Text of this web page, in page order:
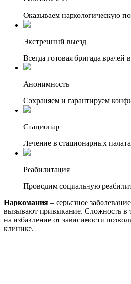
Оказываем наркологическую
Экстренный выезд
Всегда готовая бригада врачей
Анонимность
Сохраняем и гарантируем
Стационар
Лечение в стационарных
Реабилитация
Проводим социальную
Наркомания – серьезное
вызывают привыкание. Сложность в
на избавление от зависимости
клинике.